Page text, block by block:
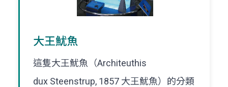
大王魷魚
這隻大王魷魚（Architeuthis
dux Steenstrup, 1857 大王魷魚）的分類